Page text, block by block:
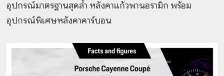
อุปกรณ์มาตรฐานสุดล้ำ หลังคาแก้วพานอรามิก พร้อม
อุปกรณ์พิเศษหลังคาคาร์บอน